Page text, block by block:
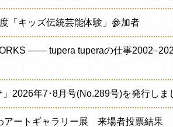
「キッズ伝統芸能体験」参加者
—— tupera tuperaの仕事
2026年7･8月号(No.289号)を発行しま
アートギャラリー展 来場者投票結果